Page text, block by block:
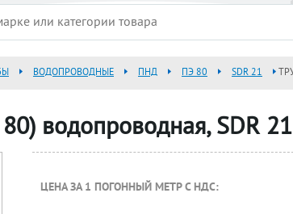
ВОДОПРОВОДНЫЕ ПНД ПЭ 80 SDR 21
водопроводная, SDR
ЦЕНА ЗА 1 ПОГОННЫЙ МЕТР С НДС: